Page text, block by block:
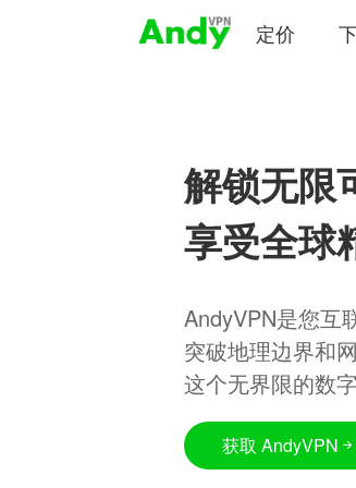
定价
解锁无限
享受全球
AndyVPN是您互
突破地理边界和
这个无界限的数
获取 AndyVPN